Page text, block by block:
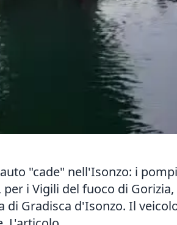
"cade" nell'Isonzo: i
i Vigili del fuoco di
di Gradisca d'Isonzo. Il